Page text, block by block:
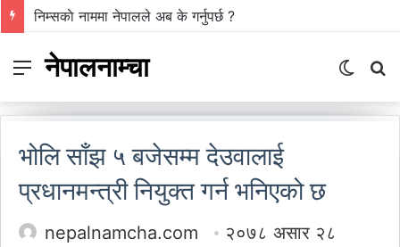
निम्सकाे नाममा नेपालले अब के गर्नुपर्छ ?
Menu
नेपालनाम्चा
Switch
भोलि साँझ ५ बजेसम्म देउवालाई
प्रधानमन्त्री नियुक्त गर्न भनिएको छ
nepalnamcha.com
२०७८ असार २८